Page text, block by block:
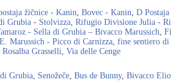
žičnice - Kanin, Bovec - Kanin, D
Grubia - Stolvizza, Rifugio Divisione Julia -
- Sella di Grubia – Bivacco Marussich,
Marussich - Picco di Carnizza, fine sentiero
Grasselli, Via delle Cenge
Grubia, Senožeče, Bus de Bunny, Bivacco